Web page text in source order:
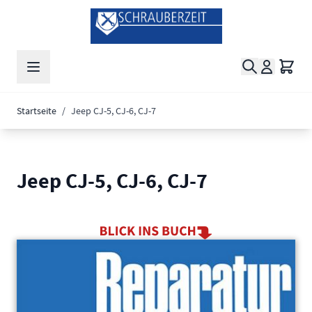
Zum Inhalt springen
Suche
Startseite / Jeep CJ-5, CJ-6, CJ-7
Jeep CJ-5, CJ-6, CJ-7
Click to view image in fullscreen